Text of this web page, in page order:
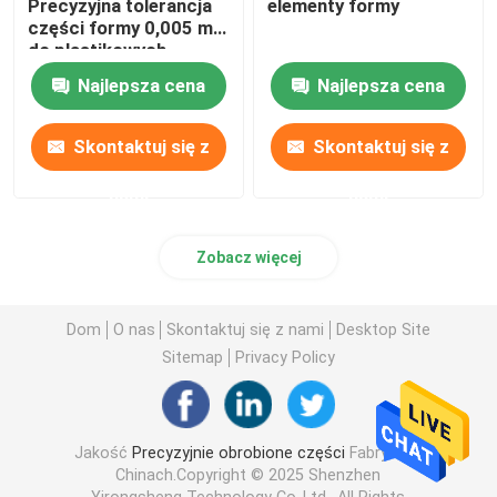
Precyzyjne elementy mechaniczne
Części do automatyzacji CNC
Szpilki do sztancowania
Samoprzebijająca się maszyna do wyprasowania
Precyzyjna tolerancja
części formy 0,005 mm
do plastikowych
matryc kosmetycznych
Najlepsza cena
Skontaktuj się z
elementy formy
Najlepsza cena
Skontaktuj się z
Zobacz więcej
Dom O nas Skontaktuj się z nami
Desktop Site
Sitemap
Privacy Policy
Jakość Precyzyjnie obrobione części Fabryka w
Chinach.Copyright © 2025 Shenzhen